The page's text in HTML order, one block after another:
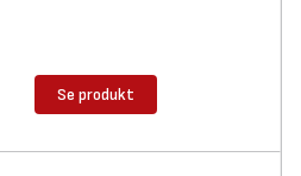
Se produkt